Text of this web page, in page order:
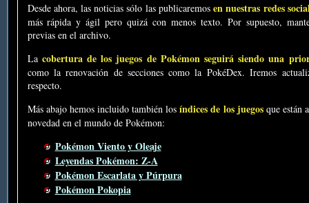
Desde ahora, las noticias sólo las publicaremosen nuestras redes
más rápida y ágil pero quizá con menos texto. Por supuesto,
previas en el archivo.
La cobertura de los juegos de Pokémon seguirá siendo una
como la renovación de secciones como la PokéDex. Iremos
respecto.
Más abajo hemos incluido también losíndices de los juegosque están
novedad en el mundo de Pokémon:
Pokémon Viento y Oleaje
Leyendas Pokémon: Z-A
Pokémon Escarlata y Púrpura
Pokémon Pokopia